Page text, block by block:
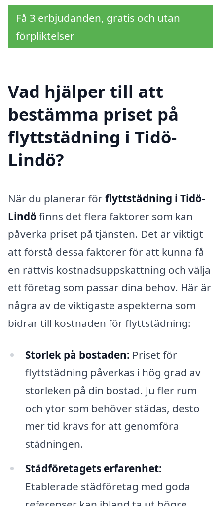
Få 3 erbjudanden, gratis och utan
förpliktelser
Vad hjälper till att
bestämma priset på
flyttstädning i Tidö-
Lindö?
När du planerar förflyttstädning i Tidö-
Lindö finns det flera faktorer som kan
påverka priset på tjänsten. Det är viktigt
att förstå dessa faktorer för att kunna få
en rättvis kostnadsuppskattning och välja
ett företag som passar dina behov. Här är
några av de viktigaste aspekterna som
bidrar till kostnaden för flyttstädning:
Storlek på bostaden: Priset för
flyttstädning påverkas i hög grad av
storleken på din bostad. Ju fler rum
och ytor som behöver städas, desto
mer tid krävs för att genomföra
städningen.
Städföretagets erfarenhet:
Etablerade städföretag med goda